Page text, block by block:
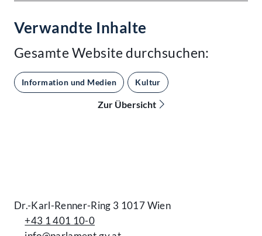
Verwandte Inhalte
Gesamte Website durchsuchen:
Information und Medien Kultur
Zur Übersicht
Dr.-Karl-Renner-Ring 3 1017 Wien
+43 1 401 10-0